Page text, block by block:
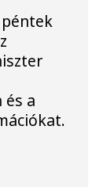
és a